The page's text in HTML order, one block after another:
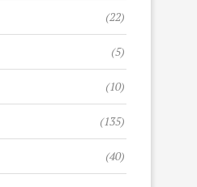
(22)
(5)
(10)
(135)
(40)